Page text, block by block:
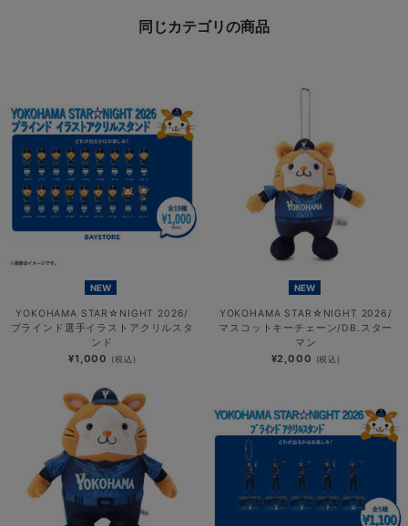
同じカテゴリの商品
NEW
YOKOHAMA STAR☆NIGHT 2026/
ブラインド選手イラストアクリルスタ
ンド
¥1,000 (税込)
NEW
YOKOHAMA STAR☆NIGHT 2026/
マスコットキーチェーン/DB.スター
マン
¥2,000 (税込)